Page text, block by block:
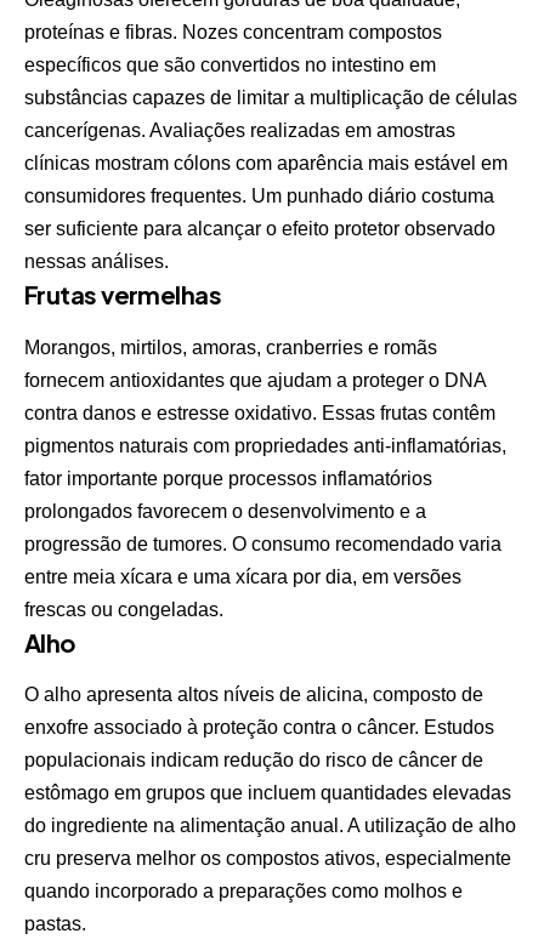
proteínas e fibras. Nozes concentram compostos
específicos que são convertidos no intestino em
substâncias capazes de limitar a multiplicação de células
cancerígenas. Avaliações realizadas em amostras
clínicas mostram cólons com aparência mais estável em
consumidores frequentes. Um punhado diário costuma
ser suficiente para alcançar o efeito protetor observado
nessas análises.
Frutas vermelhas
Morangos, mirtilos, amoras, cranberries e romãs
fornecem antioxidantes que ajudam a proteger o DNA
contra danos e estresse oxidativo. Essas frutas contêm
pigmentos naturais com propriedades anti-inflamatórias,
fator importante porque processos inflamatórios
prolongados favorecem o desenvolvimento e a
progressão de tumores. O consumo recomendado varia
entre meia xícara e uma xícara por dia, em versões
frescas ou congeladas.
Alho
O alho apresenta altos níveis de alicina, composto de
enxofre associado à proteção contra o câncer. Estudos
populacionais indicam redução do risco de câncer de
estômago em grupos que incluem quantidades elevadas
do ingrediente na alimentação anual. A utilização de alho
cru preserva melhor os compostos ativos, especialmente
quando incorporado a preparações como molhos e
pastas.